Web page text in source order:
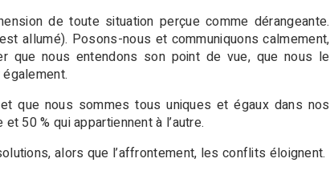
de toute situation perçue comme dérangeante.
allumé). Posons-nous et communiquons calmement,
que nous entendons son point de vue, que nous le
que nous sommes tous uniques et égaux dans nos
50 % qui appartiennent à l’autre.
alors que l’affrontement, les conflits éloignent.